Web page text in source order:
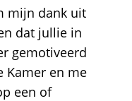
mijn dank uit
dat jullie in
gemotiveerd
Kamer en me
een of